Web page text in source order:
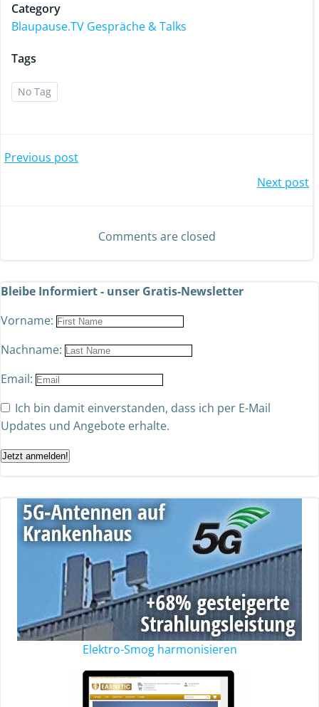
Category
Blaupause.TV Gespräche & Talks
Tags
No Tag
Previous post
Next post
Comments are closed
Bleibe Informiert - unser Gratis-Newsletter
Vorname:
Nachname:
Email:
Ich bin damit einverstanden, dass ich per E-Mail
Updates und Angebote erhalte.
Jetzt anmelden!
Elektro-Smog harmonisieren